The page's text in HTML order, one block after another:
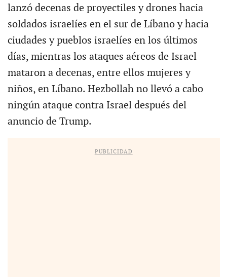
lanzó decenas de proyectiles y drones hacia
soldados israelíes en el sur de Líbano y hacia
ciudades y pueblos israelíes en los últimos
días, mientras los ataques aéreos de Israel
mataron a decenas, entre ellos mujeres y
niños, en Líbano. Hezbollah no llevó a cabo
ningún ataque contra Israel después del
anuncio de Trump.
PUBLICIDAD